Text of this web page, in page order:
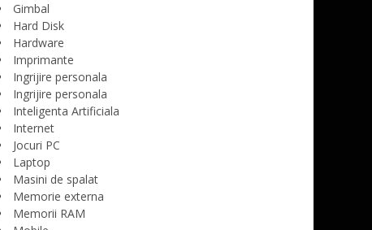
Gimbal
Hard Disk
Hardware
Imprimante
Ingrijire personala
Ingrijire personala
Inteligenta Artificiala
Internet
Jocuri PC
Laptop
Masini de spalat
Memorie externa
Memorii RAM